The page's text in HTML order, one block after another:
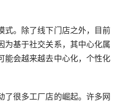
式。除了线下门店之外，目前
为基于社交关系，其中心化属
能会越来越去中心化，个性化
了很多工厂店的崛起。许多网